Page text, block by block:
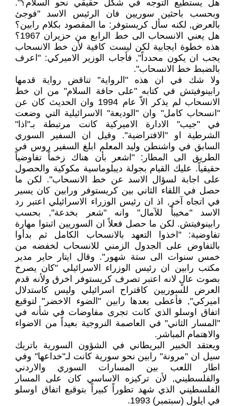
هل يستطيع التوجه في شكل حقيقي نحو السلام؟".
وبحسب باحثين سوريين فان الرئيس الاسد "فوجئ
بالعرض, لكنه سأل كريستوفر: ما المقصود بكلام رابين؟
هل يعني الانسحاب الى خط الرابع من حزيران 1967؟
هذه خطوة ايجابية لكن ليست كافية لأن خط الانسحاب
يجب ان يكون محدداً", فأجاب الوزير الاميركي: "اعرف
بالضبط خط الانسحاب".
ولا شك في ان هذه "الرواية" تناقض رواية قدمها
رابينوفيتش في كتابه "على حافة السلام" من ان خط
الانسحاب لم يذكر الاّ عام 1994 وان الحديث كان عن
"انسحاب كامل" وان "الوديعة" الاسرائيلية التي وضعت
في "جيب" الادارة الاميركية كانت مرتبطة بـ"اذا"
الشرطية او "الافتراضية". وقيل ان السفير السوري
السابق في واشنطن وليد المعلم ابلغ السفير روس في
الطريق الى المطار: "اشعر بأن هناك زخماً تفاوضياً
حقيقياً. عليك القيام بجولة ديبلوماسية مكوكية والحصول
على اجابة لسؤال الاسد عن خط الانسحاب". لكن ما
حصل في اللقاء الثاني بين كريستوفر ورابين كان يسير
في اتجاه آخر, اذ ان رئيس الوزراء الاسرائيلي اعتبر رد
الاسد "مخيباً للآمال" وانه "شعر بخدعة", بحسب
رابينوفيتش. لكن ما حصل فعلاً ان السوريين اثبتوا مهارة
تفاوضية: "اخذوا التعهد بالانسحاب الكامل ثم بدأوا
بالتفاوض على الجدول الزمني للانسحاب لخفضه من
خمس سنوات الى ستة شهور". وقال ايتار حاير مدير
مكتب رابين ان رئيس الوزراء الاسرائيلي "كان يصرخ
بصوت عالٍ لانه اعتبر تصرف كريستوفر اخرق ولأنه قدم
العرض للسوريين كاقتراح اسرائيلي وليس كاستدلال
اميركي", فأعطى بعدها رابين "الضوء الاخضر" لتوقيع
اتفاق اوسلو الذي كانت تجرى مفاوضات في شأنه في
"المسار الثاني" في العاصمة النروجية بعيداً من الاضواء
والاهتمام المباشر.
ويعتقد الخبير البريطاني في الشؤون السورية باتريك
سيل ان "مرونة" رابين نحو سورية كانت لـ"خداعها" وفي
اطار اللعب بين المسارات السوري والاردني
والفلسطيني, لأن تركيزه الاساسي كان على المسار
الفلسطيني الذي شهد تطوراً كبيراً بتوقيع اتفاق اوسلو
في ايلول (سبتمبر) 1993.